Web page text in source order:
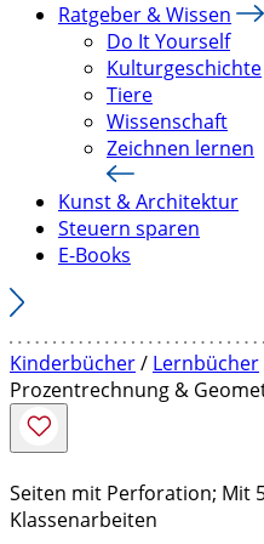
Ratgeber & Wissen
Do It Yourself
Kulturgeschichte
Tiere
Wissenschaft
Zeichnen lernen
Kunst & Architektur
Steuern sparen
E-Books
Kinderbücher/ Lernbücher
Prozentrechnung &
Seiten mit Perforation; Mit
Klassenarbeiten